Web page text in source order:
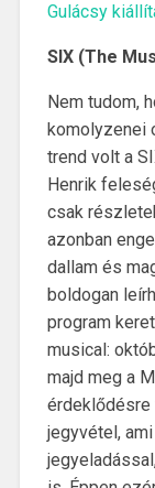
Gulácsy
SIX (The
Nem tudom,
komolyzenei
trend volt a
Henrik
csak
azonban
dallam és
boldogan
program
musical:
majd meg a
jegyvétel,